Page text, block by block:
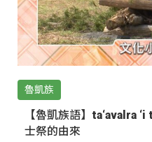
魯凱族
【魯凱族語】ta‘avalra
士祭的由來